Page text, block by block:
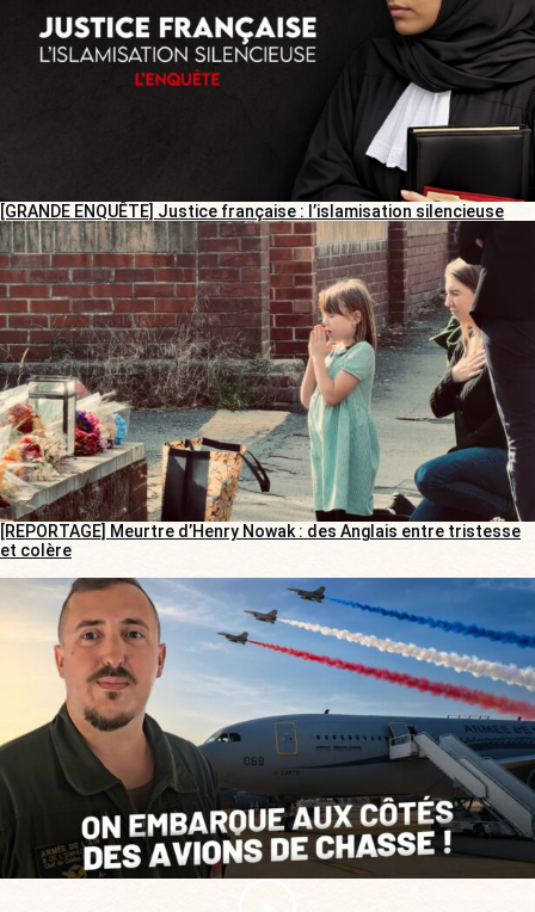
[GRANDE ENQUÊTE] Justice française : l’islamisation silencieuse
[REPORTAGE] Meurtre d’Henry Nowak : des Anglais entre tristesse
et colère